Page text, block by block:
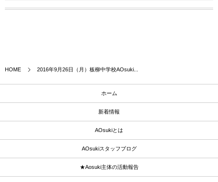
HOME 2016年9月26日（月）板柳中学校AOsuki...
ホーム
新着情報
AOsukiとは
AOsukiスタッフブログ
★Aosuki主体の活動報告